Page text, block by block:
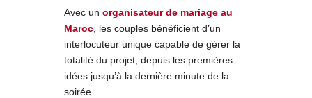
Avec un organisateur de mariage au
Maroc , les couples bénéficient d’un
interlocuteur unique capable de gérer la
totalité du projet, depuis les premières
idées jusqu’à la dernière minute de la
soirée.